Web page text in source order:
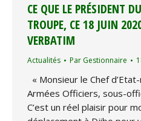
CE QUE LE PRÉSIDENT
TROUPE, CE 18 JUIN
VERBATIM
Actualités Par Gestionnaire
« Monsieur le Chef
Armées Officiers, sous-
C’est un réel plaisir pour